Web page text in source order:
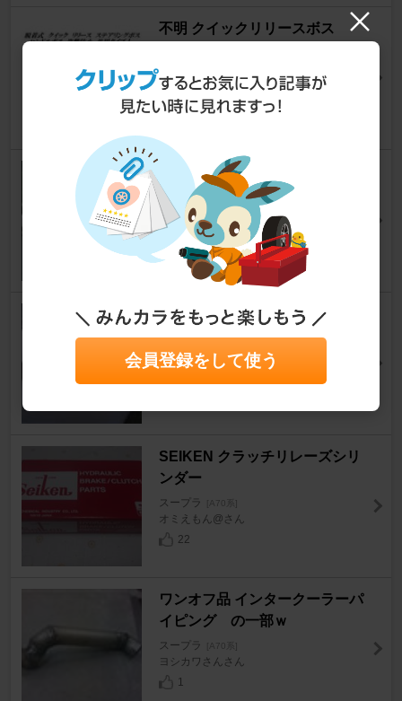
不明 クイックリリースボス
dimenderさん
2
リアバンパー純正改 リアバンパ
ー
スープラ [A70系]
ヨシカワさんさん
0
輸出用 輸出用
スープラ [A70系]
ヨシカワさんさん
SEIKEN クラッチリレーズシリ
ンダー
スープラ [A70系]
オミえもん@さん
22
ワンオフ品 インタークーラーパ
イピング の一部ｗ
スープラ [A70系]
ヨシカワさんさん
1
会員登録をして使う